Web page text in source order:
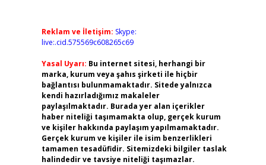
Reklam ve İletişim: Skype:
live:.cid.575569c608265c69
Yasal Uyarı: Bu internet sitesi, herhangi bir
marka, kurum veya şahıs şirketi ile hiçbir
bağlantısı bulunmamaktadır. Sitede yalnızca
kendi hazırladığımız makaleler
paylaşılmaktadır. Burada yer alan içerikler
haber niteliği taşımamakta olup, gerçek kurum
ve kişiler hakkında paylaşım yapılmamaktadır.
Gerçek kurum ve kişiler ile isim benzerlikleri
tamamen tesadüfidir. Sitemizdeki bilgiler taslak
halindedir ve tavsiye niteliği taşımazlar.